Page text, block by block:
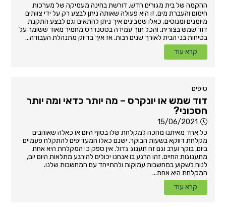
ההקמה של בית מגורים חדש, דורשת בחינה מעמיקה של מערכות
חימום והעברת מים. זו היא פעולה שאותה ניתן לבצע רק על ידי צוותים
מיומנים ומנוסים. כאלו שמבינים איך ניתן להתאים וגם לבצע התקנת
דוד שמש בצורית. והכל תוך עמידה בסטנדרט מחמיר מאוד ששומר על
בטיחות בני הבית לאורך שנים רבות. אז איך בדיוק מתנהלת העבודה...
קרא עוד
טיפים
דוד שמש או יונקרס – מה יותר כדאי ומה יותר
חסכוני?
15/06/2021
כל אחד מאיתנו מחכה למקלחת שלו בסוף היום או כאלה שאוהבים
מקלחת דווקא בשעות הבוקר. ישנם כאלו המעדיפים להתקלח פעמיים
ביום, בוקר וערב וגם זה תענוג גדול. אין ספק כי המקלחת היא אחת
מתענוגות החיים. זהו הרגע בו אנחנו יכולים להירגע מתלאות היום יום,
לנוח לשקוע במחשבות עמוקות ולהתייחד עם המחשבות שלנו.
המקלחת היא אחת...
קרא עוד